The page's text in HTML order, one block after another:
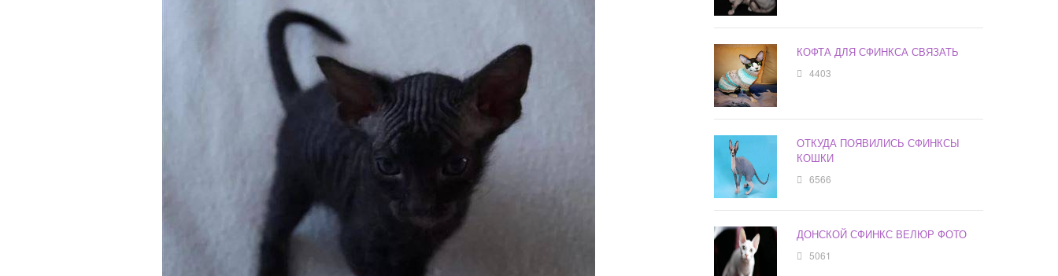
КОФТА ДЛЯ СФИНКСА СВЯЗАТЬ
4403
ОТКУДА ПОЯВИЛИСЬ СФИНКСЫ
КОШКИ
6566
ДОНСКОЙ СФИНКС ВЕЛЮР ФОТО
5061